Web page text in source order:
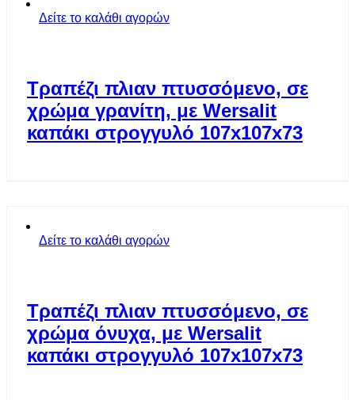
Δείτε το καλάθι αγορών
Τραπέζι πλιαν πτυσσόμενο, σε
χρώμα γρανίτη, με Wersalit
καπάκι στρογγυλό 107x107x73
Δείτε το καλάθι αγορών
Τραπέζι πλιαν πτυσσόμενο, σε
χρώμα όνυχα, με Wersalit
καπάκι στρογγυλό 107x107x73